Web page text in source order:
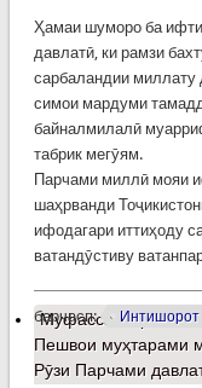
Ҳамаи шуморо ба
давлатӣ, ки рамзи
сарбаландии миллату
симои мардуми
байналмилалӣ
табрик мегӯям.
Парчами миллӣ мояи
шаҳрванди
ифодагари иттиҳоду
ватандӯстиву
барчасп: Интишорот
Муфассалтаро
Пешвои муҳтарами
Рӯзи Парчами